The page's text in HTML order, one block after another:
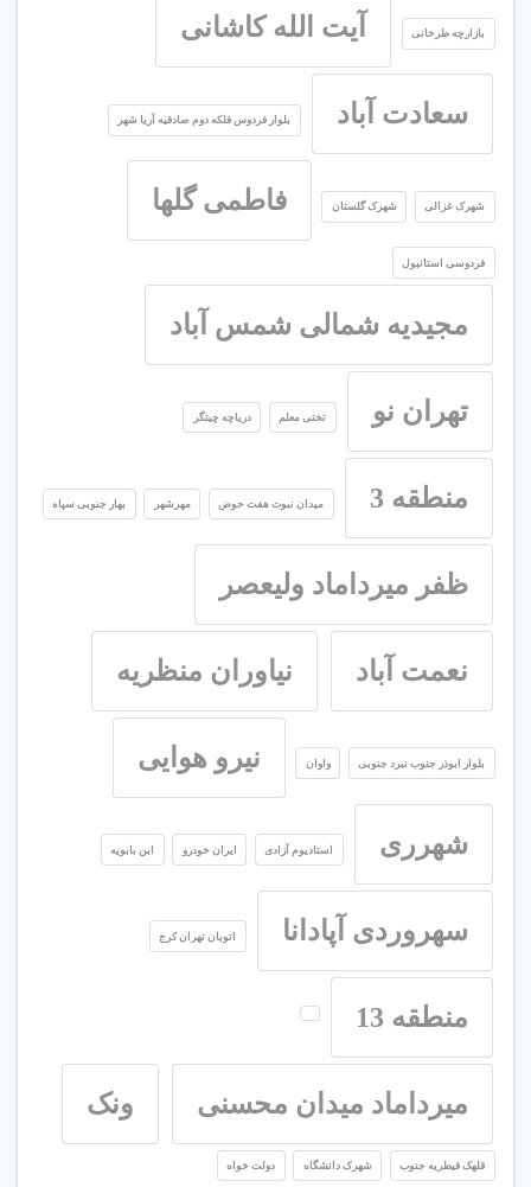
بازارچه طرخانی آیت الله کاشانی
سعادت آباد بلوار فردوس فلکه دوم صادقیه آریا شهر
شهرک غزالی شهرک گلستان فاطمی گلها
فردوسی استانبول
مجیدیه شمالی شمس آباد
تهران نو تختی معلم دریاچه چیتگر
منطقه 3 میدان نبوت هفت حوض مهرشهر بهار جنوبی سپاه
ظفر میرداماد ولیعصر
نعمت آباد نیاوران منظریه
بلوار ابوذر جنوب نبرد جنوبی واوان نیرو هوایی
شهرری استادیوم آزادی ایران خودرو ابن بابویه
سهروردی آپادانا اتوبان تهران کرج
منطقه 13
میرداماد میدان محسنی ونک
قلهک قیطریه جنوب شهرک دانشگاه دولت خواه